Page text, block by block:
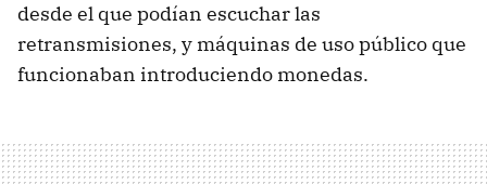
desde el que podían escuchar las
retransmisiones, y máquinas de uso público que
funcionaban introduciendo monedas.